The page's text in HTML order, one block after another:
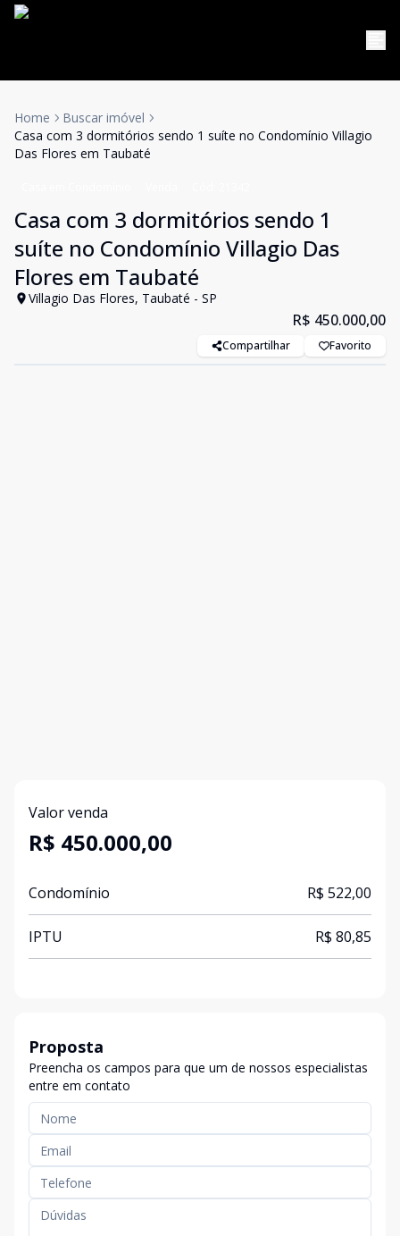
Home
Buscar imóvel
Casa com 3 dormitórios sendo 1 suíte no Condomínio Villagio
Das Flores em Taubaté
Casa com 3 dormitórios sendo 1
suíte no Condomínio Villagio Das
Flores em Taubaté
Villagio Das Flores, Taubaté - SP
R$ 450.000,00
Compartilhar Favorito
Valor venda
R$ 450.000,00
Condomínio R$ 522,00
IPTU R$ 80,85
Proposta
Preencha os campos para que um de nossos especialistas
entre em contato